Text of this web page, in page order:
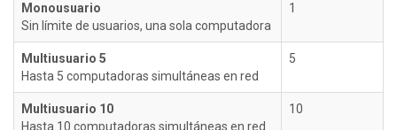
Monousuario
Sin límite de usuarios, una sola computadora
1
Multiusuario 5
Hasta 5 computadoras simultáneas en red
5
Multiusuario 10
Hasta 10 computadoras simultáneas en red
10